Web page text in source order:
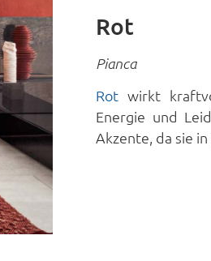
Rot
Pianca
Rot wirkt
Energie und
Akzente, da sie